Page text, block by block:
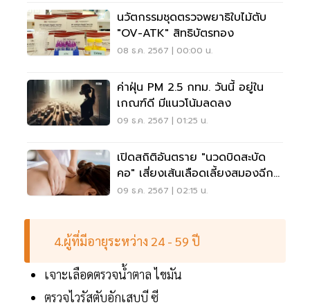
นวัตกรรมชุดตรวจพยาธิใบไม้ตับ
"OV-ATK" สิทธิบัตรทอง
08 ธ.ค. 2567 | 00:00 น.
ค่าฝุ่น PM 2.5 กทม. วันนี้ อยู่ใน
เกณฑ์ดี มีแนวโน้มลดลง
09 ธ.ค. 2567 | 01:25 น.
เปิดสถิติอันตราย "นวดบิดสะบัด
คอ" เสี่ยงเส้นเลือดเลี้ยงสมองฉีก
ขาด
09 ธ.ค. 2567 | 02:15 น.
4.ผู้ที่มีอายุระหว่าง 24 - 59 ปี
เจาะเลือดตรวจน้ำตาล ไขมัน
ตรวจไวรัสตับอักเสบบี ซี